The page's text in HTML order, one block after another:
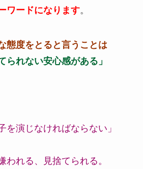
ワードになります。
態度をとると言うことは
られない安心感がある」
を演じなければならない」
われる、見捨てられる。